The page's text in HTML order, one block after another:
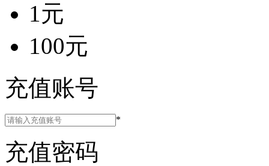
1元
100元
充值账号
*
充值密码